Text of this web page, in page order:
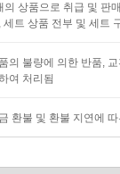
의 상품으로 취급 및 판
세트 상품 전부 및 세트
의 불량에 의한 반품,
여 처리됨
환불 및 환불 지연에